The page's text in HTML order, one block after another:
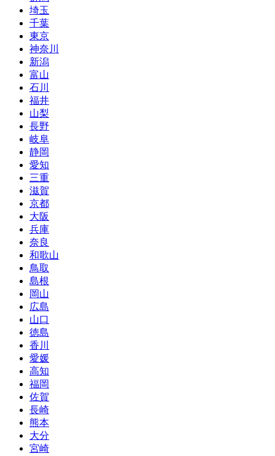
埼玉
千葉
東京
神奈川
新潟
富山
石川
福井
山梨
長野
岐阜
静岡
愛知
三重
滋賀
京都
大阪
兵庫
奈良
和歌山
鳥取
島根
岡山
広島
山口
徳島
香川
愛媛
高知
福岡
佐賀
長崎
熊本
大分
宮崎